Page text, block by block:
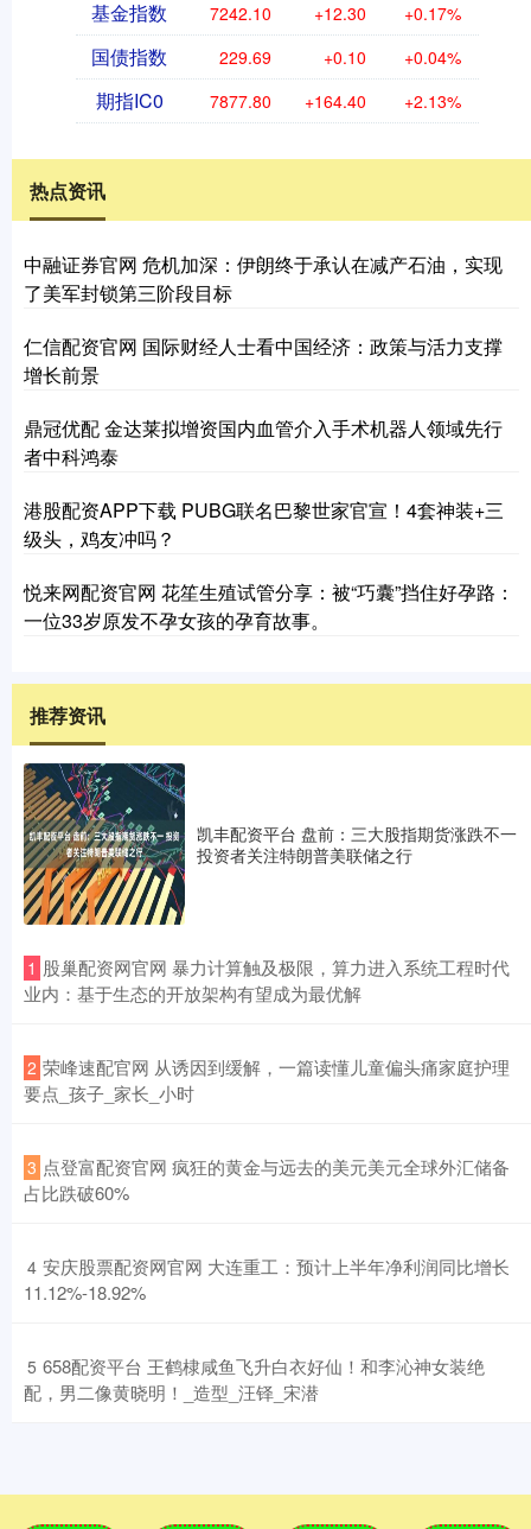
基金指数 7242.10 +12.30 +0.17%
国债指数 229.69 +0.10 +0.04%
期指IC0 7877.80 +164.40 +2.13%
热点资讯
中融证券官网 危机加深：伊朗终于承认在减产石油，实现
了美军封锁第三阶段目标
仁信配资官网 国际财经人士看中国经济：政策与活力支撑
增长前景
鼎冠优配 金达莱拟增资国内血管介入手术机器人领域先行
者中科鸿泰
港股配资APP下载 PUBG联名巴黎世家官宣！4套神装+三
级头，鸡友冲吗？
悦来网配资官网 花笙生殖试管分享：被“巧囊”挡住好孕路：
一位33岁原发不孕女孩的孕育故事。
推荐资讯
凯丰配资平台 盘前：三大股指期货涨跌不一
投资者关注特朗普美联储之行
1 ​股巢配资网官网 暴力计算触及极限，算力进入系统工程时代
业内：基于生态的开放架构有望成为最优解
2 ​荣峰速配官网 从诱因到缓解，一篇读懂儿童偏头痛家庭护理
要点_孩子_家长_小时
3 ​点登富配资官网 疯狂的黄金与远去的美元美元全球外汇储备
占比跌破60%
4 ​安庆股票配资网官网 大连重工：预计上半年净利润同比增长
11.12%-18.92%
5 ​658配资平台 王鹤棣咸鱼飞升白衣好仙！和李沁神女装绝
配，男二像黄晓明！_造型_汪铎_宋潜